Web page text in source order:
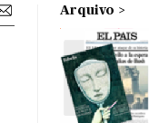
Arquivo